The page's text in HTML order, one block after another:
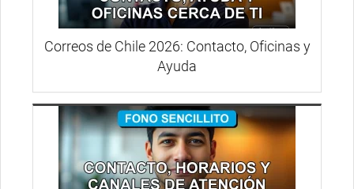
Correos de Chile 2026: Contacto, Oficinas y
Ayuda